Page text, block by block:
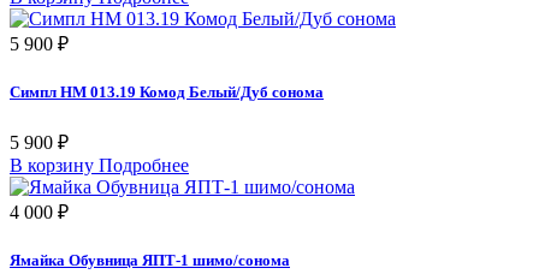
5 900 ₽
Симпл НМ 013.19 Комод Белый/Дуб сонома
5 900 ₽
В корзину Подробнее
4 000 ₽
Ямайка Обувница ЯПТ-1 шимо/сонома